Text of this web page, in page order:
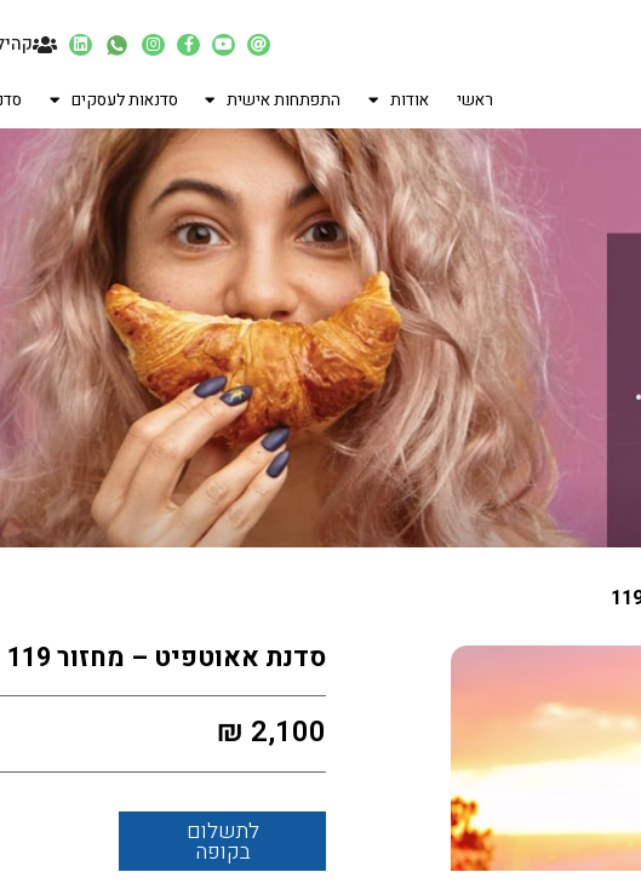
ראשי אודות התפתחות אישית סדנאות לעסקים
סדנת אאוטפיט – מחזור 119
₪ 2,100
לתשלום
בקופה